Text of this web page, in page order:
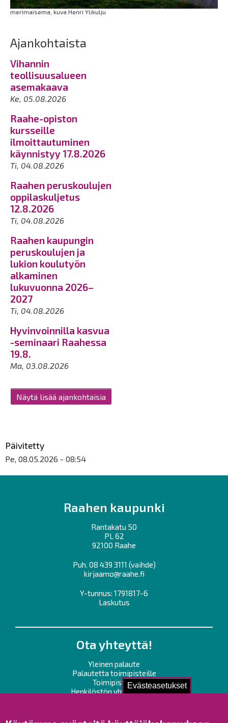
Evästeasetukset
merimaisema, kuva Henri Ylikulju
Ajankohtaista
Vihannin
teollisuusalueen
asemakaava
Ke, 05.08.2026
Raahe-opiston
kursseille
ilmoittautuminen
käynnistyy 17.8.2026
Ti, 04.08.2026
Raahen peruskoulujen
oppilaskuljetus
12.8.2026
Ti, 04.08.2026
Raahen kaupungin
peruskoulujen ja
lukion koulutyön
alkaminen
lukuvuonna 2026–
2027
Ti, 04.08.2026
Hyvinvoinnilla kasvua
-seminaari Raahessa
19.8.
Ma, 03.08.2026
Näytä lisää ajankohtaisia
Päivitetty
Pe, 08.05.2026 - 08:54
Raahen kaupunki
Rantakatu 50
PL 62
92100 Raahe
Puh. 08 439 3111 (vaihde)
kirjaamo@raahe.fi
Y-tunnus: 1791817-6
Laskutus
Ota yhteyttä!
Yleinen palaute
Palautetta toimipisteille
Toimipisteet
Henkilöstön yhteystiedot